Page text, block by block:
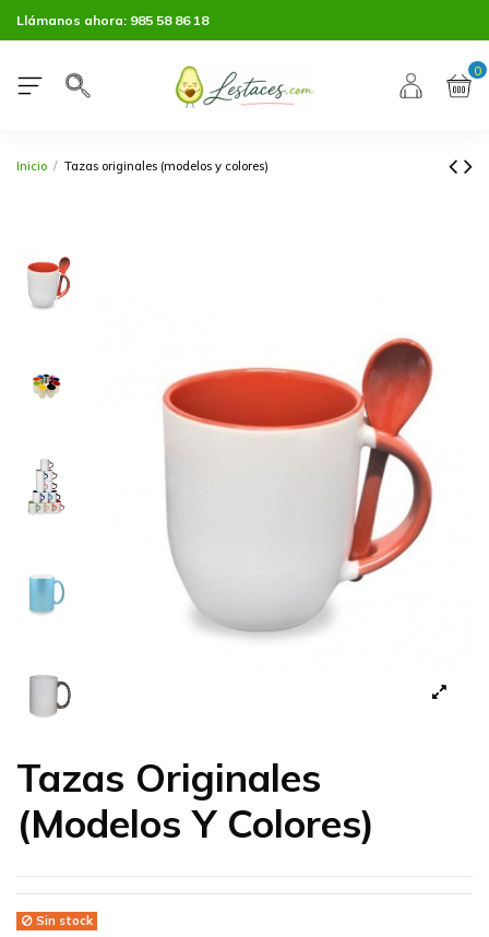
Llámanos ahora: 985 58 86 18
0
Inicio Tazas originales (modelos y colores)
Tazas Originales
(Modelos Y Colores)
Sin stock